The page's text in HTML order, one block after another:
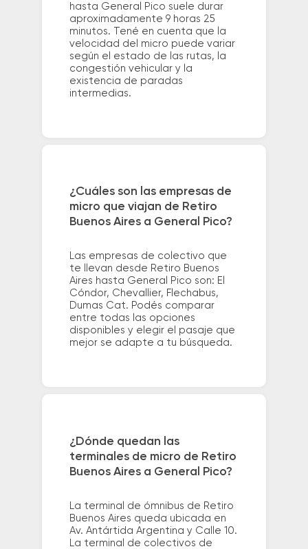
hasta General Pico suele durar
aproximadamente 9 horas 25
minutos. Tené en cuenta que la
velocidad del micro puede variar
según el estado de las rutas, la
congestión vehicular y la
existencia de paradas
intermedias.
¿Cuáles son las empresas de
micro que viajan de Retiro
Buenos Aires a General Pico?
Las empresas de colectivo que
te llevan desde Retiro Buenos
Aires hasta General Pico son: El
Cóndor, Chevallier, Flechabus,
Dumas Cat. Podés comparar
entre todas las opciones
disponibles y elegir el pasaje que
mejor se adapte a tu búsqueda.
¿Dónde quedan las
terminales de micro de Retiro
Buenos Aires a General Pico?
La terminal de ómnibus de Retiro
Buenos Aires queda ubicada en
Av. Antártida Argentina y Calle 10.
La terminal de colectivos de